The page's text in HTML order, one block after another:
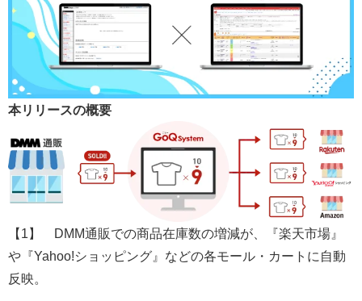
本リリースの概要
【1】 DMM通販での商品在庫数の増減が、『楽天市場』
や『Yahoo!ショッピング』などの各モール・カートに自動
反映。